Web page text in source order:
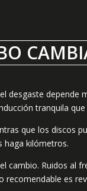
tranquila
que los
haga kilómetros.
cambio. Ruidos
es